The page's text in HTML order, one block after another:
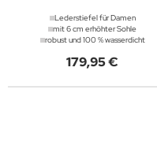
Lederstiefel für Damen
mit 6 cm erhöhter Sohle
robust und 100 % wasserdicht
179,95 €